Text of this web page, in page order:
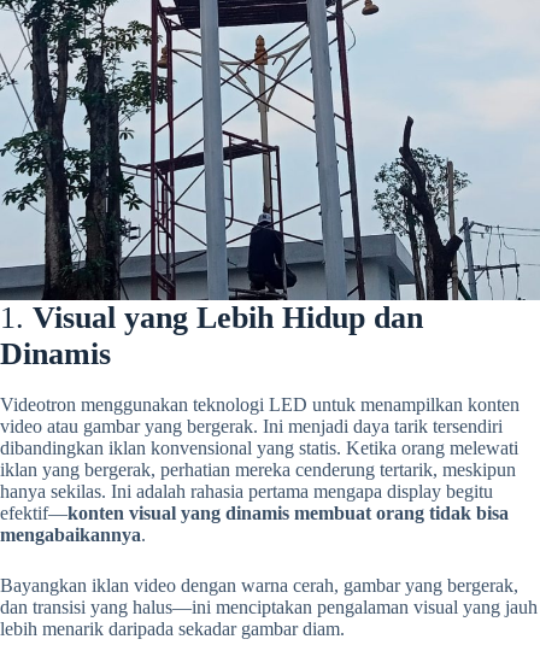
1. Visual yang Lebih Hidup dan
Dinamis
Videotron menggunakan teknologi LED untuk menampilkan konten
video atau gambar yang bergerak. Ini menjadi daya tarik tersendiri
dibandingkan iklan konvensional yang statis. Ketika orang melewati
iklan yang bergerak, perhatian mereka cenderung tertarik, meskipun
hanya sekilas. Ini adalah rahasia pertama mengapa display begitu
efektif—konten visual yang dinamis membuat orang tidak bisa
mengabaikannya.
Bayangkan iklan video dengan warna cerah, gambar yang bergerak,
dan transisi yang halus—ini menciptakan pengalaman visual yang jauh
lebih menarik daripada sekadar gambar diam.